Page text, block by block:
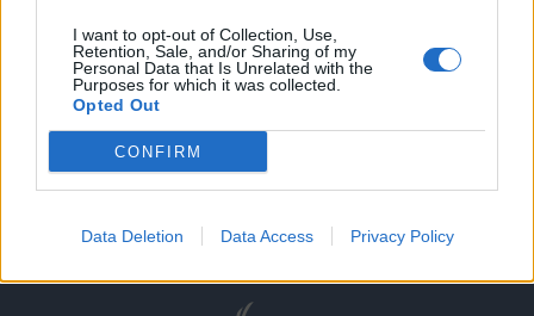
I want to opt-out of Collection, Use,
Retention, Sale, and/or Sharing of my
Personal Data that Is Unrelated with the
Purposes for which it was collected.
Opted Out
CONFIRM
Data Deletion Data Access Privacy Policy
© 2026 Portfolio
impresszum
jogi nyilatkozat
kommentkezelés
ÁSZF